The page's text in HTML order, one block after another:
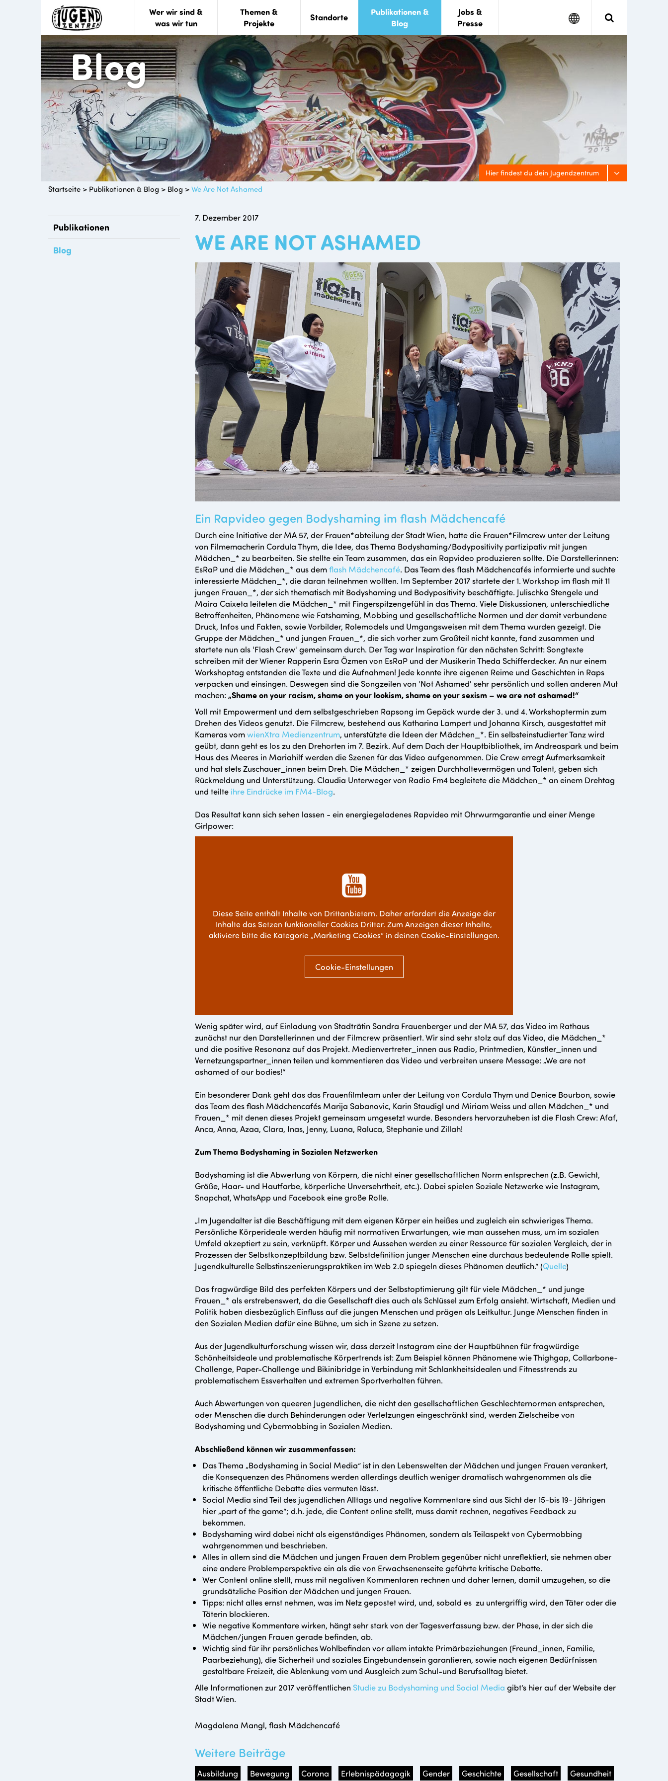
Wer wir sind &
was wir tun
Themen &
Projekte
Standorte
Publikationen &
Blog
Jobs &
Presse
Search
Google
Blog
Hier findest du dein Jugendzentrum
Startseite > Publikationen & Blog > Blog > We Are Not Ashamed
Publikationen
Blog
7. Dezember 2017
WE ARE NOT ASHAMED
Ein Rapvideo gegen Bodyshaming im flash Mädchencafé
Durch eine Initiative der MA 57, der Frauen*abteilung der Stadt Wien, hatte die Frauen*Filmcrew unter der Leitung
von Filmemacherin Cordula Thym, die Idee, das Thema Bodyshaming/Bodypositivity partizipativ mit jungen
Mädchen_* zu bearbeiten. Sie stellte ein Team zusammen, das ein Rapvideo produzieren sollte. Die Darstellerinnen:
EsRaP und die Mädchen_* aus demflash Mädchencafé. Das Team des flash Mädchencafés informierte und suchte
interessierte Mädchen_*, die daran teilnehmen wollten. Im September 2017 startete der 1. Workshop im flash mit 11
jungen Frauen_*, der sich thematisch mit Bodyshaming und Bodypositivity beschäftigte. Julischka Stengele und
Maira Caixeta leiteten die Mädchen_* mit Fingerspitzengefühl in das Thema. Viele Diskussionen, unterschiedliche
Betroffenheiten, Phänomene wie Fatshaming, Mobbing und gesellschaftliche Normen und der damit verbundene
Druck, Infos und Fakten, sowie Vorbilder, Rolemodels und Umgangsweisen mit dem Thema wurden gezeigt. Die
Gruppe der Mädchen_* und jungen Frauen_*, die sich vorher zum Großteil nicht kannte, fand zusammen und
startete nun als 'Flash Crew' gemeinsam durch. Der Tag war Inspiration für den nächsten Schritt: Songtexte
schreiben mit der Wiener Rapperin Esra Özmen von EsRaP und der Musikerin Theda Schifferdecker. An nur einem
Workshoptag entstanden die Texte und die Aufnahmen! Jede konnte ihre eigenen Reime und Geschichten in Raps
verpacken und einsingen. Deswegen sind die Songzeilen von 'Not Ashamed' sehr persönlich und sollen anderen Mut
machen: „Shame on your racism, shame on your lookism, shame on your sexism – we are not ashamed!“
Voll mit Empowerment und dem selbstgeschrieben Rapsong im Gepäck wurde der 3. und 4. Workshoptermin zum
Drehen des Videos genutzt. Die Filmcrew, bestehend aus Katharina Lampert und Johanna Kirsch, ausgestattet mit
Kameras vomwienXtra Medienzentrum, unterstützte die Ideen der Mädchen_*. Ein selbsteinstudierter Tanz wird
geübt, dann geht es los zu den Drehorten im 7. Bezirk. Auf dem Dach der Hauptbibliothek, im Andreaspark und beim
Haus des Meeres in Mariahilf werden die Szenen für das Video aufgenommen. Die Crew erregt Aufmerksamkeit
und hat stets Zuschauer_innen beim Dreh. Die Mädchen_* zeigen Durchhaltevermögen und Talent, geben sich
Rückmeldung und Unterstützung. Claudia Unterweger von Radio Fm4 begleitete die Mädchen_* an einem Drehtag
und teilte ihre Eindrücke im FM4-Blog.
Das Resultat kann sich sehen lassen - ein energiegeladenes Rapvideo mit Ohrwurmgarantie und einer Menge
Girlpower:
Diese Seite enthält Inhalte von Drittanbietern. Daher erfordert die Anzeige der
Inhalte das Setzen funktioneller Cookies Dritter. Zum Anzeigen dieser Inhalte,
aktiviere bitte die Kategorie „Marketing Cookies“ in deinen Cookie-Einstellungen.
Cookie-Einstellungen
Wenig später wird, auf Einladung von Stadträtin Sandra Frauenberger und der MA 57, das Video im Rathaus
zunächst nur den Darstellerinnen und der Filmcrew präsentiert. Wir sind sehr stolz auf das Video, die Mädchen_*
und die positive Resonanz auf das Projekt. Medienvertreter_innen aus Radio, Printmedien, Künstler_innen und
Vernetzungspartner_innen teilen und kommentieren das Video und verbreiten unsere Message: „We are not
ashamed of our bodies!“
Ein besonderer Dank geht das das Frauenfilmteam unter der Leitung von Cordula Thym und Denice Bourbon, sowie
das Team des flash Mädchencafés Marija Sabanovic, Karin Staudigl und Miriam Weiss und allen Mädchen_* und
Frauen_* mit denen dieses Projekt gemeinsam umgesetzt wurde. Besonders hervorzuheben ist die Flash Crew: Afaf,
Anca, Anna, Azaa, Clara, Inas, Jenny, Luana, Raluca, Stephanie und Zillah!
Zum Thema Bodyshaming in Sozialen Netzwerken
Bodyshaming ist die Abwertung von Körpern, die nicht einer gesellschaftlichen Norm entsprechen (z.B. Gewicht,
Größe, Haar- und Hautfarbe, körperliche Unversehrtheit, etc.). Dabei spielen Soziale Netzwerke wie Instagram,
Snapchat, WhatsApp und Facebook eine große Rolle.
„Im Jugendalter ist die Beschäftigung mit dem eigenen Körper ein heißes und zugleich ein schwieriges Thema.
Persönliche Körperideale werden häufig mit normativen Erwartungen, wie man aussehen muss, um im sozialen
Umfeld akzeptiert zu sein, verknüpft. Körper und Aussehen werden zu einer Ressource für sozialen Vergleich, der in
Prozessen der Selbstkonzeptbildung bzw. Selbstdefinition junger Menschen eine durchaus bedeutende Rolle spielt.
Jugendkulturelle Selbstinszenierungspraktiken im Web 2.0 spiegeln dieses Phänomen deutlich.“ (Quelle)
Das fragwürdige Bild des perfekten Körpers und der Selbstoptimierung gilt für viele Mädchen_* und junge
Frauen_* als erstrebenswert, da die Gesellschaft dies auch als Schlüssel zum Erfolg ansieht. Wirtschaft, Medien und
Politik haben diesbezüglich Einfluss auf die jungen Menschen und prägen als Leitkultur. Junge Menschen finden in
den Sozialen Medien dafür eine Bühne, um sich in Szene zu setzen.
Aus der Jugendkulturforschung wissen wir, dass derzeit Instagram eine der Hauptbühnen für fragwürdige
Schönheitsideale und problematische Körpertrends ist: Zum Beispiel können Phänomene wie Thighgap, Collarbone-
Challenge, Paper-Challenge und Bikinibridge in Verbindung mit Schlankheitsidealen und Fitnesstrends zu
problematischem Essverhalten und extremen Sportverhalten führen.
Auch Abwertungen von queeren Jugendlichen, die nicht den gesellschaftlichen Geschlechternormen entsprechen,
oder Menschen die durch Behinderungen oder Verletzungen eingeschränkt sind, werden Zielscheibe von
Bodyshaming und Cybermobbing in Sozialen Medien.
Abschließend können wir zusammenfassen:
Das Thema „Bodyshaming in Social Media“ ist in den Lebenswelten der Mädchen und jungen Frauen verankert,
die Konsequenzen des Phänomens werden allerdings deutlich weniger dramatisch wahrgenommen als die
kritische öffentliche Debatte dies vermuten lässt.
Social Media sind Teil des jugendlichen Alltags und negative Kommentare sind aus Sicht der 15-bis 19- Jährigen
hier „part of the game“; d.h. jede, die Content online stellt, muss damit rechnen, negatives Feedback zu
bekommen.
Bodyshaming wird dabei nicht als eigenständiges Phänomen, sondern als Teilaspekt von Cybermobbing
wahrgenommen und beschrieben.
Alles in allem sind die Mädchen und jungen Frauen dem Problem gegenüber nicht unreflektiert, sie nehmen aber
eine andere Problemperspektive ein als die von Erwachsenenseite geführte kritische Debatte.
Wer Content online stellt, muss mit negativen Kommentaren rechnen und daher lernen, damit umzugehen, so die
grundsätzliche Position der Mädchen und jungen Frauen.
Tipps: nicht alles ernst nehmen, was im Netz gepostet wird, und, sobald es zu untergriffig wird, den Täter oder die
Täterin blockieren.
Wie negative Kommentare wirken, hängt sehr stark von der Tagesverfassung bzw. der Phase, in der sich die
Mädchen/jungen Frauen gerade befinden, ab.
Wichtig sind für ihr persönliches Wohlbefinden vor allem intakte Primärbeziehungen (Freund_innen, Familie,
Paarbeziehung), die Sicherheit und soziales Eingebundensein garantieren, sowie nach eigenen Bedürfnissen
gestaltbare Freizeit, die Ablenkung vom und Ausgleich zum Schul-und Berufsalltag bietet.
Alle Informationen zur 2017 veröffentlichen Studie zu Bodyshaming und Social Media gibt’s hier auf der Website der
Stadt Wien.
Magdalena Mangl, flash Mädchencafé
Weitere Beiträge
Ausbildung Bewegung Corona Erlebnispädagogik Gender Geschichte Gesellschaft Gesundheit